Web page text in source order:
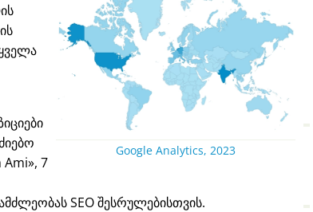
Google Analytics, 2023
Ami , 7
SEO შესრულებისთვის.